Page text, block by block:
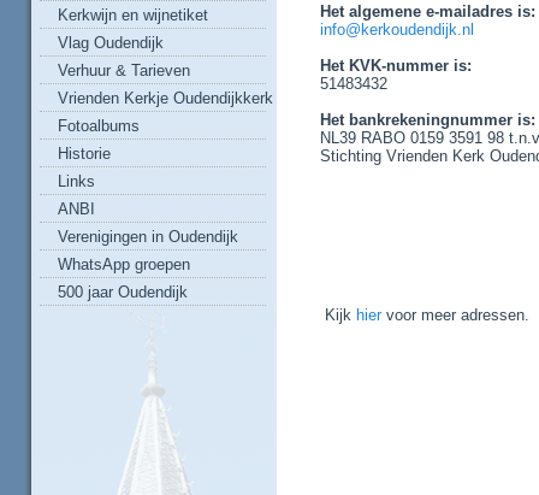
Kerkwijn en wijnetiket
Vlag Oudendijk
Verhuur & Tarieven
Vrienden Kerkje Oudendijkkerk
Fotoalbums
Historie
Links
ANBI
Verenigingen in Oudendijk
WhatsApp groepen
500 jaar Oudendijk
Het algemene e-mailadres is:
info@kerkoudendijk.nl
Het KVK-nummer is:
51483432
Het bankrekeningnummer is:
NL39 RABO 0159 3591 98
Stichting Vrienden Kerk
Kijk hier voor meer adressen.